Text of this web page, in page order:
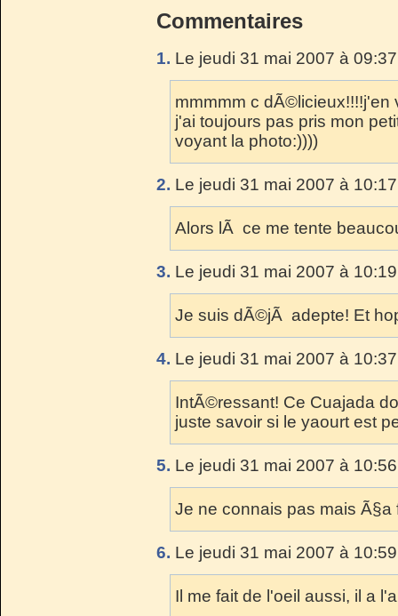
Commentaires
1. Le jeudi 31 mai 2007 à
mmmmm c dÃ©licieux!!!!j'en
j'ai toujours pas pris mon
voyant la photo:))))
2. Le jeudi 31 mai 2007 à
Alors lÃ ce me tente
3. Le jeudi 31 mai 2007 à
Je suis dÃ©jÃ adepte! Et
4. Le jeudi 31 mai 2007 à
IntÃ©ressant! Ce Cuajada
juste savoir si le yaourt est
5. Le jeudi 31 mai 2007 à
Je ne connais pas mais Ã§a
6. Le jeudi 31 mai 2007 à
Il me fait de l'oeil aussi, il a